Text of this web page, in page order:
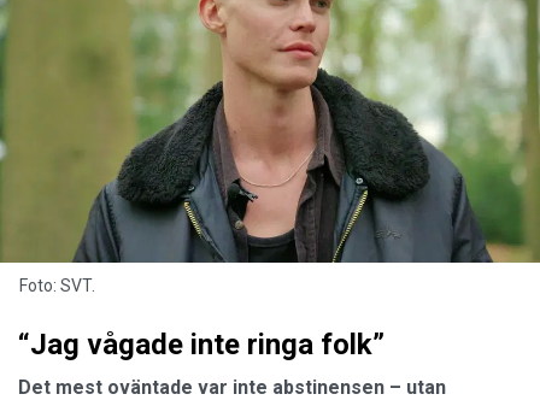
Foto: SVT.
“Jag vågade inte ringa folk”
Det mest oväntade var inte abstinensen – utan